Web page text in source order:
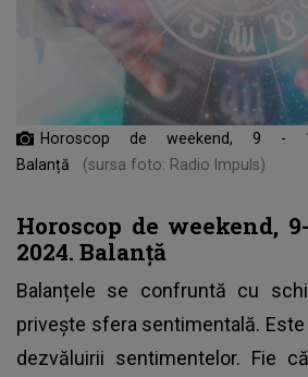
Horoscop de weekend, 9 -
Balanță
(sursa foto: Radio Impuls)
Horoscop de weekend,
2024. Balanță
Balanțele se confruntă cu
privește sfera sentimentală.
dezvăluirii sentimentelor. Fie